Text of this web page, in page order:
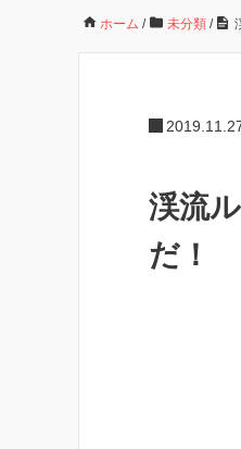
ホーム / 未分類 /
渓流
だ！